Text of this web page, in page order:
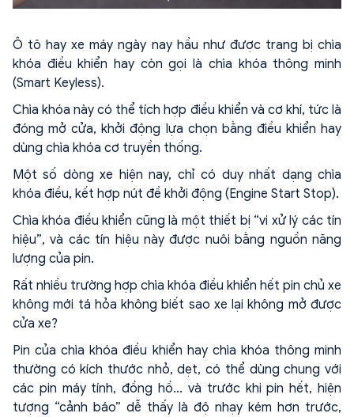
Ô tô hay xe máy ngày nay hầu như được trang bị chìa
khóa điều khiển hay còn gọi là chìa khóa thông minh
(Smart Keyless).
Chìa khóa này có thể tích hợp điều khiển và cơ khí, tức là
đóng mở cửa, khởi động lựa chọn bằng điều khiển hay
dùng chìa khóa cơ truyền thống.
Một số dòng xe hiện nay, chỉ có duy nhất dạng chìa
khóa điều, kết hợp nút đề khởi động (Engine Start Stop).
Chìa khóa điều khiển cũng là một thiết bị “vi xử lý các tín
hiệu”, và các tín hiệu này được nuôi bằng nguồn năng
lượng của pin.
Rất nhiều trường hợp chìa khóa điều khiển hết pin chủ xe
không mới tá hỏa không biết sao xe lại không mở được
cửa xe?
Pin của chìa khóa điều khiển hay chìa khóa thông minh
thường có kích thước nhỏ, dẹt, có thể dùng chung với
các pin máy tính, đồng hồ... và trước khi pin hết, hiện
tượng “cảnh báo” dễ thấy là độ nhạy kém hơn trước,